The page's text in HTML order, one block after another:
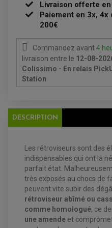
ENTRETIEN MOTO
ATELIER, PADDOCK,
ANTIPARASITE NGK
FILTRE A AIR
FILTRE A HUILE
OUTILLAGE
PRODUIT D'ENTRETIEN
MAÎTRE CYLINDRE
EQUIPEMENT
ACCESSOIRES
BOITIER CDI QUAD ET SSV
CHARGEUR DE BATTERIE
COMPTEUR QUAD / SSV
CONTACTEUR A CLÉ QUAD
DÉMARREUR
Livraison offerte
Paiement en 3x,
200€
Commandez avant4
livraison entre le 12-08-
Colissimo - En relais
Station
DESCRIPTION
Les rétroviseurs sont des
indispensables qui ont la
parfait état.
très exposés au chocs de
peuvent vite subir des
rétroviseur abîmé ou
comme homologué, ce
une amende et